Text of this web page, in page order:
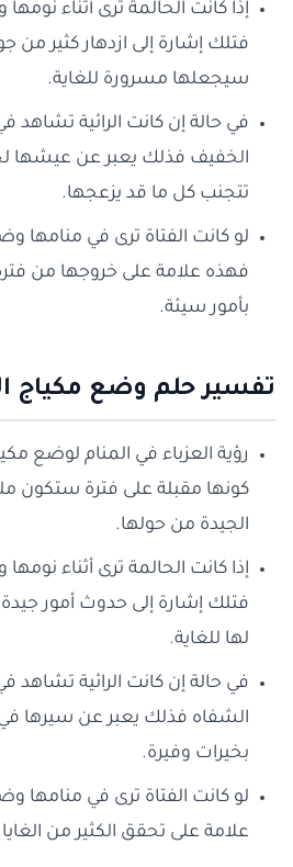
إذا كانت الحالمة ترى أثناء
فتلك إشارة إلى ازدهار كثير من
سيجعلها مسرورة للغاية.
في حالة إن كانت الرائية
الخفيف فذلك يعبر عن عيشها
تتجنب كل ما قد يزعجها.
لو كانت الفتاة ترى في منامها
فهذه علامة على خروجها من
بأمور سيئة.
تفسير حلم وضع مكياج
رؤية العزباء في المنام لوضع
كونها مقبلة على فترة ستكون
الجيدة من حولها.
إذا كانت الحالمة ترى أثناء
فتلك إشارة إلى حدوث أمور
لها للغاية.
في حالة إن كانت الرائية
الشفاه فذلك يعبر عن سيرها
بخيرات وفيرة.
لو كانت الفتاة ترى في
علامة على تحقق الكثير من